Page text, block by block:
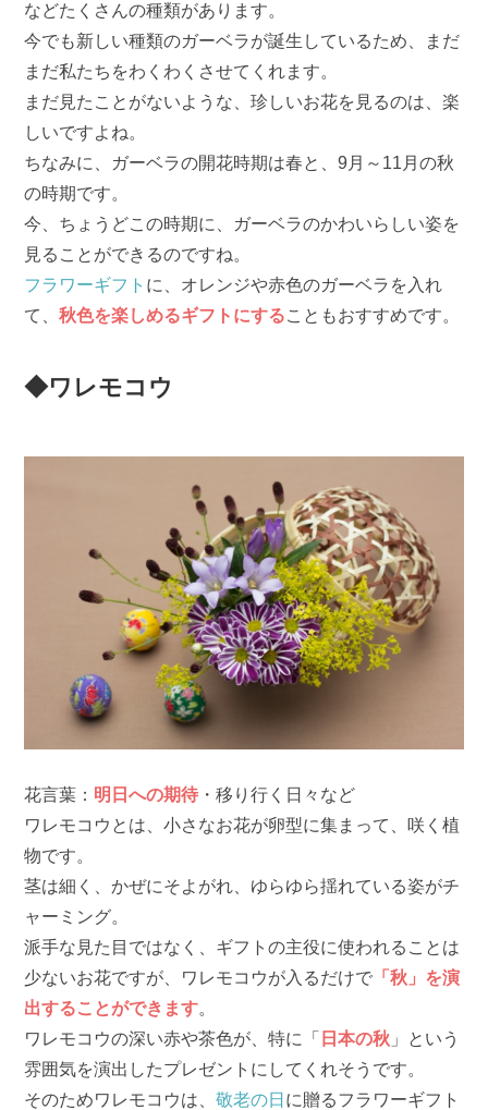
などたくさんの種類があります。
今でも新しい種類のガーベラが誕生しているため、まだ
まだ私たちをわくわくさせてくれます。
まだ見たことがないような、珍しいお花を見るのは、楽
しいですよね。
ちなみに、ガーベラの開花時期は春と、9月～11月の秋
の時期です。
今、ちょうどこの時期に、ガーベラのかわいらしい姿を
見ることができるのですね。
フラワーギフト に、オレンジや赤色のガーベラを入れ
て、秋色を楽しめるギフトにすることもおすすめです。
◆ワレモコウ
花言葉： 明日への期待 ・移り行く日々など
ワレモコウとは、小さなお花が卵型に集まって、咲く植
物です。
茎は細く、かぜにそよがれ、ゆらゆら揺れている姿がチ
ャーミング。
派手な見た目ではなく、ギフトの主役に使われることは
少ないお花ですが、ワレモコウが入るだけで 「秋」を演
出することができます。
ワレモコウの深い赤や茶色が、特に「 日本の秋 」という
雰囲気を演出したプレゼントにしてくれそうです。
そのためワレモコウは、敬老の日 に贈るフラワーギフト